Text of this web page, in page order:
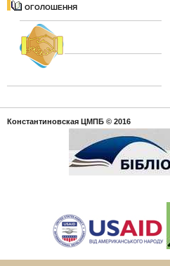
ОГОЛОШЕННЯ
Константиновская ЦМПБ © 2016